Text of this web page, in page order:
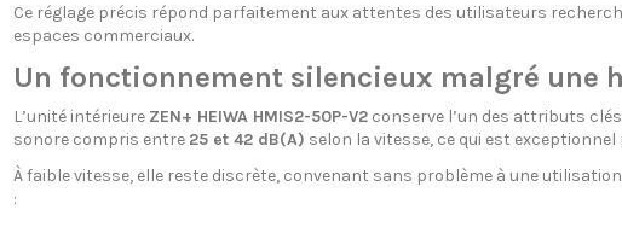
Ce réglage précis répond parfaitement aux attentes des utilisateurs
espaces commerciaux.
Un fonctionnement silencieux malgré une
L’unité intérieure ZEN+ HEIWA HMIS2-50P-V2conserve l’un des attributs
sonore compris entre 25 et 42 dB(A) selon la vitesse, ce qui est
À faible vitesse, elle reste discrète, convenant sans problème à une
: